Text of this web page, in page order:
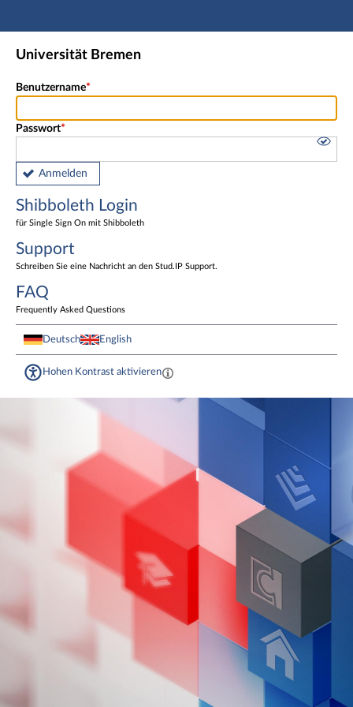
Hauptnavigation
Shibboleth Login
Universität Bremen
Benutzername
Passwort
Anmelden
Shibboleth Login
für Single Sign On mit Shibboleth
Support
Schreiben Sie eine Nachricht an den Stud.IP Support.
FAQ
Frequently Asked Questions
Deutsch English
Hohen Kontrast aktivieren